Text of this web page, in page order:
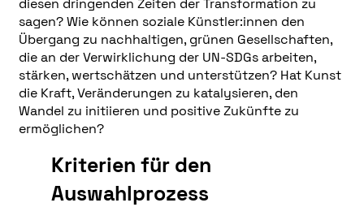
sagen? Wie können soziale Künstler:innen den
Übergang zu nachhaltigen, grünen Gesellschaften,
die an der Verwirklichung der UN-SDGs arbeiten,
stärken, wertschätzen und unterstützen? Hat Kunst
die Kraft, Veränderungen zu katalysieren, den
Wandel zu initiieren und positive Zukünfte zu
ermöglichen?
Kriterien für den
Auswahlprozess